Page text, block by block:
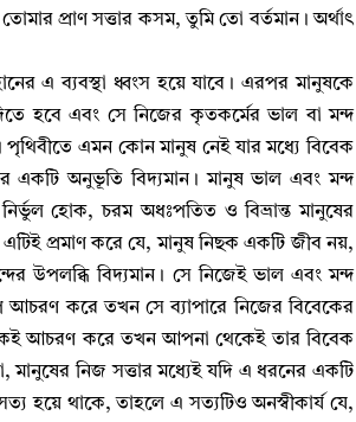
প্রাণ সত্তার কসম,তুমি তো বর্তমান। অর্থাৎ
এ ব্যবস্থা ধ্বংস হয়ে যাবে । এরপর মানুষকে
হবে এবং সে নিজের কৃতকর্মের ভাল বা মন্দ
পৃথিবীতে এমন কোন মানুষ নেই যার মধ্যে বিবেক
একটি অনুভূতি বিদ্যমান। মানুষ ভাল এবং মন্দ
হোক,চরম অধঃপতিত ও বিভ্রান্ত মানুষের
এটিই প্রমাণ করে যে,মানুষ নিছক একটি জীব নয়,
উপলব্ধি বিদ্যমান । সে নিজেই ভাল এবং মন্দ
আচরণ করে তখন সে ব্যাপারে নিজের বিবেকের
আচরণ করে তখন আপনা থেকেই তার বিবেক
,মানুষের নিজ সত্তার মধ্যেই যদি এ ধরনের একটি
হয়ে থাকে,তাহলে এ সত্যটিও অনস্বীকার্য যে,